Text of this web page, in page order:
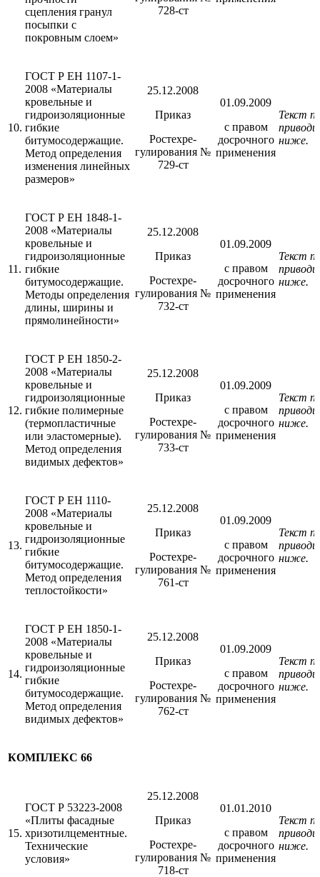
сцепления гранул
посыпки с
покровным слоем»
728-ст
10.
ГОСТ Р ЕН 1107-1-
2008 «Материалы
кровельные и
гидроизоляционные
гибкие
битумосодержащие.
Метод определения
изменения линейных
размеров»
25.12.2008
Приказ
Ростехре-
гулирования №
729-ст
01.09.2009
с правом
досрочного
применения
Текст
ниже.
11.
ГОСТ Р ЕН 1848-1-
2008 «Материалы
кровельные и
гидроизоляционные
гибкие
битумосодержащие.
Методы определения
длины, ширины и
прямолинейности»
25.12.2008
Приказ
Ростехре-
гулирования №
732-ст
01.09.2009
с правом
досрочного
применения
Текст
ниже.
12.
ГОСТ Р ЕН 1850-2-
2008 «Материалы
кровельные и
гидроизоляционные
гибкие полимерные
(термопластичные
или эластомерные).
Метод определения
видимых дефектов»
25.12.2008
Приказ
Ростехре-
гулирования №
733-ст
01.09.2009
с правом
досрочного
применения
Текст
ниже.
13.
ГОСТ Р ЕН 1110-
2008 «Материалы
кровельные и
гидроизоляционные
гибкие
битумосодержащие.
Метод определения
теплостойкости»
25.12.2008
Приказ
Ростехре-
гулирования №
761-ст
01.09.2009
с правом
досрочного
применения
Текст
ниже.
14.
ГОСТ Р ЕН 1850-1-
2008 «Материалы
кровельные и
гидроизоляционные
гибкие
битумосодержащие.
Метод определения
видимых дефектов»
25.12.2008
Приказ
Ростехре-
гулирования №
762-ст
01.09.2009
с правом
досрочного
применения
Текст
ниже.
КОМПЛЕКС 66
15.
ГОСТ Р 53223-2008
«Плиты фасадные
хризотилцементные.
Технические
условия»
25.12.2008
Приказ
Ростехре-
гулирования №
718-ст
01.01.2010
с правом
досрочного
применения
Текст
ниже.